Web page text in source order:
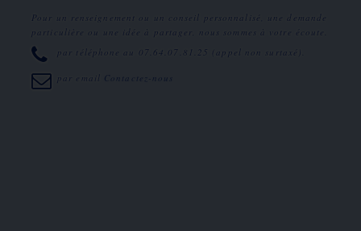
Pour un renseignement ou un conseil personnalisé, une demande
particulière ou une idée à partager, nous sommes à votre écoute.
par téléphone au
07.64.07.81.25 (appel non surtaxé).
par email Contactez-nous